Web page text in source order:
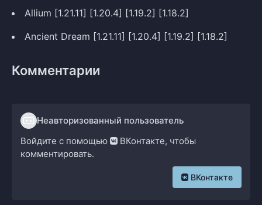
Allium [1.21.11] [1.20.4] [1.19.2] [1.18.2]
Ancient Dream [1.21.11] [1.20.4] [1.19.2] [1.18.2]
Комментарии
Неавторизованный пользователь
Войдите с помощью
ВКонтакте, чтобы
комментировать.
ВКонтакте